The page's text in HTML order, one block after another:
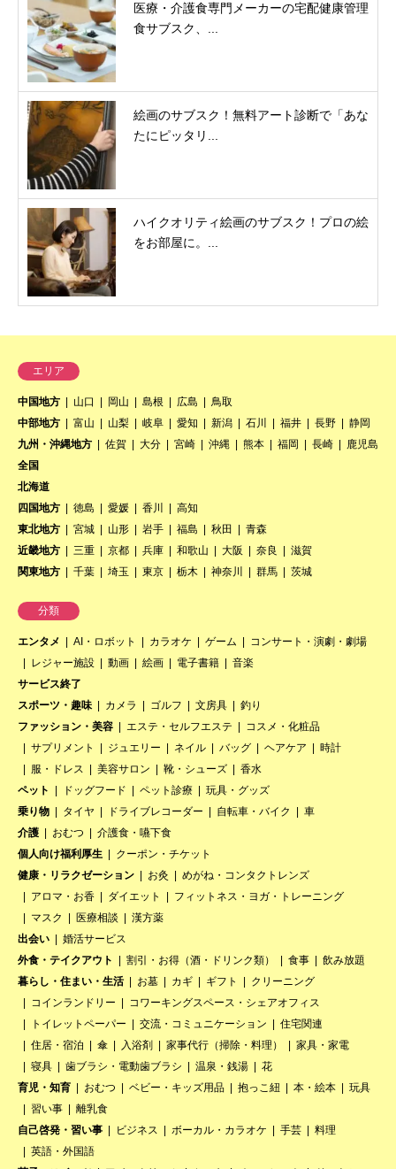
医療・介護食専門メーカーの宅配健康管理
食サブスク、...
絵画のサブスク！無料アート診断で「あな
たにピッタリ...
ハイクオリティ絵画のサブスク！プロの絵
をお部屋に。...
エリア
中国地方 山口 岡山 島根 広島
鳥取
中部地方
富山 山梨 岐阜 愛知 新潟 石川 福井 長野
静岡
九州・沖縄地方
佐賀 大分 宮崎 沖縄 熊本 福岡 長崎
鹿児島
全国
北海道
四国地方
徳島 愛媛 香川
高知
東北地方
宮城 山形 岩手 福島 秋田
青森
近畿地方
三重 京都 兵庫 和歌山 大阪 奈良
滋賀
関東地方
千葉 埼玉 東京 栃木 神奈川 群馬 茨城
分類
エンタメ AI・ロボット カラオケ ゲーム
コンサート・演劇・劇場
レジャー施設
動画 絵画 電子書籍
音楽
サービス終了
スポーツ・趣味
カメラ ゴルフ 文房具
釣り
ファッション・美容
エステ・セルフエステ
コスメ・化粧品
サプリメント
ジュエリー ネイル バッグ ヘアケア
時計
服・ドレス
美容サロン 靴・シューズ
香水
ペット
ドッグフード ペット診療
玩具・グッズ
乗り物
タイヤ ドライブレコーダー 自転車・バイク
車
介護
おむつ
介護食・嚥下食
個人向け福利厚生
クーポン・チケット
健康・リラクゼーション
お灸
めがね・コンタクトレンズ
アロマ・お香
ダイエット
フィットネス・ヨガ・トレーニング
マスク
医療相談
漢方薬
出会い
婚活サービス
外食・テイクアウト
割引・お得（酒・ドリンク類） 食事
飲み放題
暮らし・住まい・生活
お墓 カギ ギフト
クリーニング
コインランドリー
コワーキングスペース・シェアオフィス
トイレットペーパー
交流・コミュニケーション
住宅関連
住居・宿泊
傘 入浴剤 家事代行（掃除・料理）
家具・家電
寝具
歯ブラシ・電動歯ブラシ 温泉・銭湯
花
育児・知育
おむつ ベビー・キッズ用品 抱っこ紐 本・絵本
玩具
習い事
離乳食
自己啓発・習い事
ビジネス ボーカル・カラオケ 手芸
料理
英語・外国語